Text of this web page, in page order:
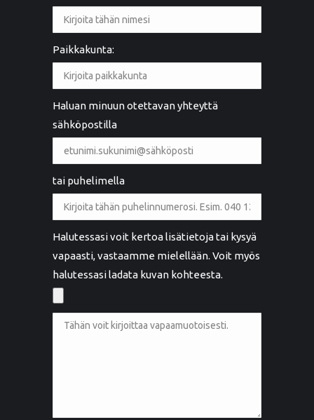
Paikkakunta:
Haluan minuun otettavan yhteyttä
sähköpostilla
tai puhelimella
Halutessasi voit kertoa lisätietoja tai kysyä
vapaasti, vastaamme mielellään. Voit myös
halutessasi ladata kuvan kohteesta.